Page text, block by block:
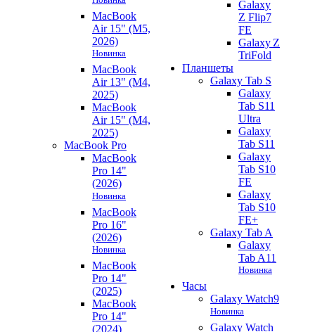
MacBook
Air 15" (M5,
2026)
Новинка
MacBook
Air 13" (M4,
2025)
MacBook
Air 15" (M4,
2025)
MacBook Pro
MacBook
Pro 14"
(2026)
Новинка
MacBook
Pro 16"
(2026)
Новинка
MacBook
Pro 14"
(2025)
MacBook
Pro 14"
(2024)
Galaxy
Z Flip7
FE
Galaxy Z
TriFold
Планшеты
Galaxy Tab S
Galaxy
Tab S11
Ultra
Galaxy
Tab S11
Galaxy
Tab S10
FE
Galaxy
Tab S10
FE+
Galaxy Tab A
Galaxy
Tab A11
Новинка
Часы
Galaxy Watch9
Новинка
Galaxy Watch